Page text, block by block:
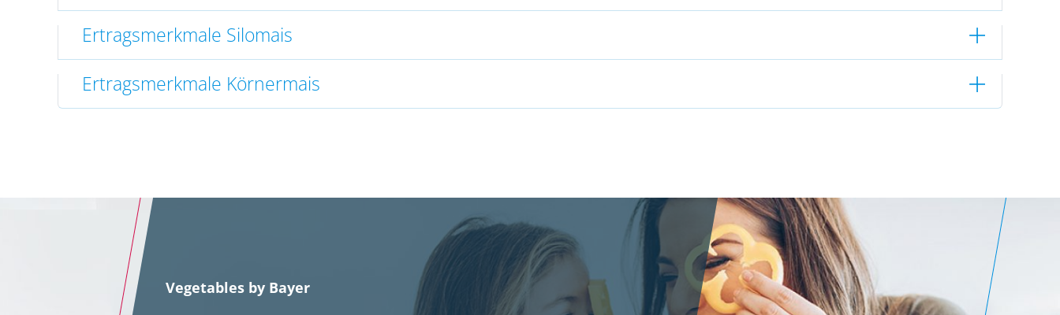
Ertragsmerkmale Silomais
Ertragsmerkmale Körnermais
Vegetables by Bayer